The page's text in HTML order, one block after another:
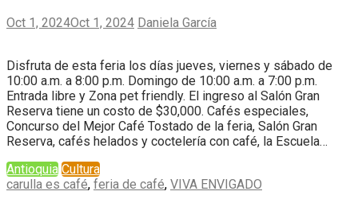
Oct 1, 2024Oct 1, 2024 Daniela García
Disfruta de esta feria los días jueves, viernes y sábado de
10:00 a.m. a 8:00 p.m. Domingo de 10:00 a.m. a 7:00 p.m.
Entrada libre y Zona pet friendly. El ingreso al Salón Gran
Reserva tiene un costo de $30,000. Cafés especiales,
Concurso del Mejor Café Tostado de la feria, Salón Gran
Reserva, cafés helados y coctelería con café, la Escuela…
Antioquia Cultura
carulla es café, feria de café, VIVA ENVIGADO